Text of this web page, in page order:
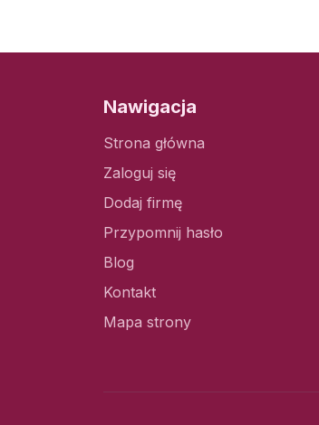
Nawigacja
Strona główna
Zaloguj się
Dodaj firmę
Przypomnij hasło
Blog
Kontakt
Mapa strony